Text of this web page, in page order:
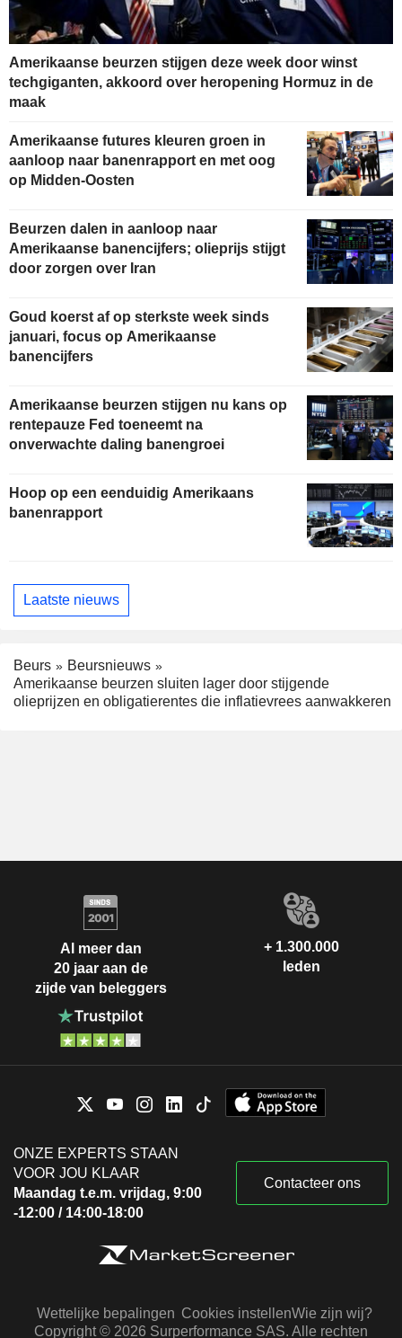
Amerikaanse beurzen stijgen deze week door winst
techgiganten, akkoord over heropening Hormuz in de
maak
Amerikaanse futures kleuren groen in
aanloop naar banenrapport en met oog
op Midden-Oosten
Beurzen dalen in aanloop naar
Amerikaanse banencijfers; olieprijs stijgt
door zorgen over Iran
Goud koerst af op sterkste week sinds
januari, focus op Amerikaanse
banencijfers
Amerikaanse beurzen stijgen nu kans op
rentepauze Fed toeneemt na
onverwachte daling banengroei
Hoop op een eenduidig Amerikaans
banenrapport
Laatste nieuws
Beurs
Beursnieuws
Amerikaanse beurzen sluiten lager door stijgende
olieprijzen en obligatierentes die inflatievrees aanwakkeren
Al meer dan
20 jaar aan de
zijde van beleggers
+ 1.300.000
leden
ONZE EXPERTS STAAN
VOOR JOU KLAAR
Maandag t.e.m. vrijdag, 9:00
-12:00 / 14:00-18:00
Contacteer ons
Wettelijke bepalingen Cookies instellenWie zijn wij?
Copyright © 2026 Surperformance SAS. Alle rechten